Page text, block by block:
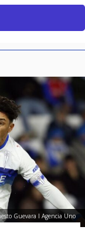
Guevara I Agencia Uno